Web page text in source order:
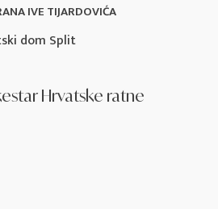
dom Split
IVE TIJARDOVIĆA
Hrvatske ratne